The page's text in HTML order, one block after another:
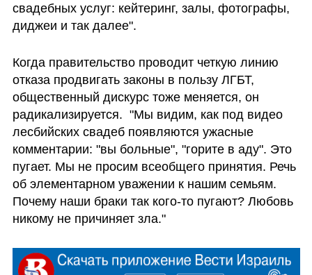
свадебных услуг: кейтеринг, залы, фотографы,
диджеи и так далее".
Когда правительство проводит четкую линию
отказа продвигать законы в пользу ЛГБТ,
общественный дискурс тоже меняется, он
радикализируется.  "Мы видим, как под видео
лесбийских свадеб появляются ужасные
комментарии: "вы больные", "горите в аду". Это
пугает. Мы не просим всеобщего принятия. Речь
об элементарном уважении к нашим семьям.
Почему наши браки так кого-то пугают? Любовь
никому не причиняет зла."